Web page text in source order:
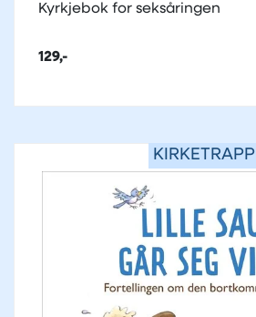
Kyrkjebok for seksåringen
129,-
KIRKETRAPP